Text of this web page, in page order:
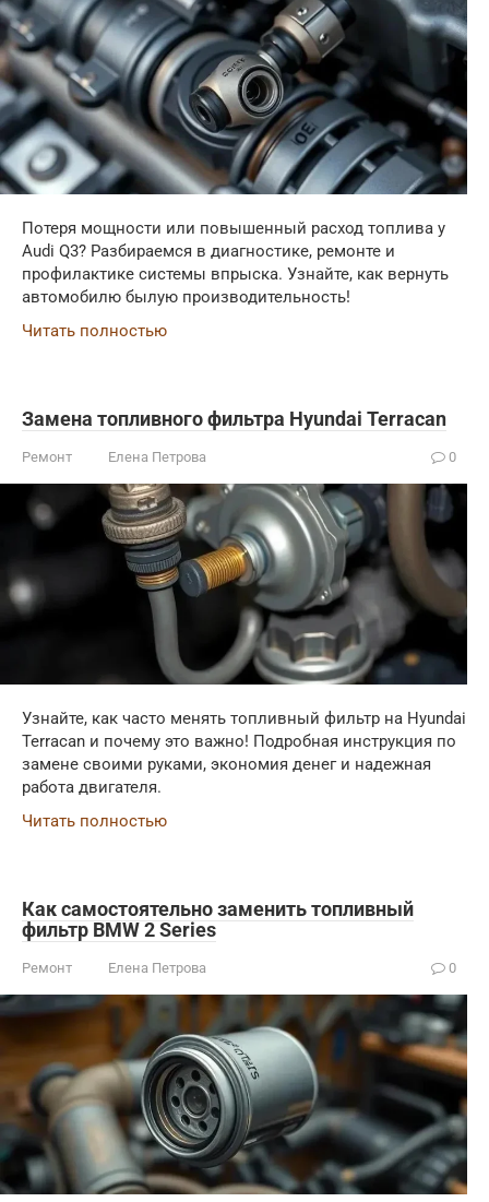
Потеря мощности или повышенный расход топлива у
Audi Q3? Разбираемся в диагностике, ремонте и
профилактике системы впрыска. Узнайте, как вернуть
автомобилю былую производительность!
Читать полностью
Замена топливного фильтра Hyundai Terracan
Ремонт Елена Петрова 0
Узнайте, как часто менять топливный фильтр на Hyundai
Terracan и почему это важно! Подробная инструкция по
замене своими руками, экономия денег и надежная
работа двигателя.
Читать полностью
Как самостоятельно заменить топливный
фильтр BMW 2 Series
Ремонт Елена Петрова 0